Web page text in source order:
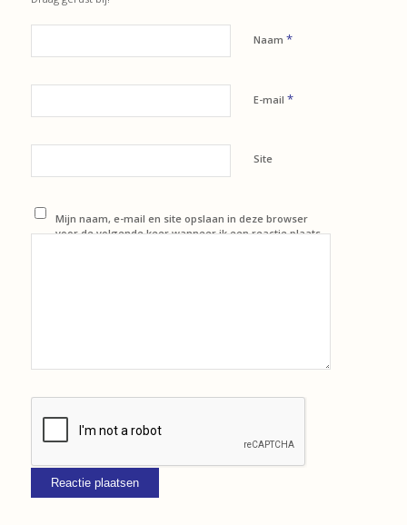
Naam *
E-mail *
Site
Mijn naam, e-mail en site opslaan in deze browser
voor de volgende keer wanneer ik een reactie plaats.